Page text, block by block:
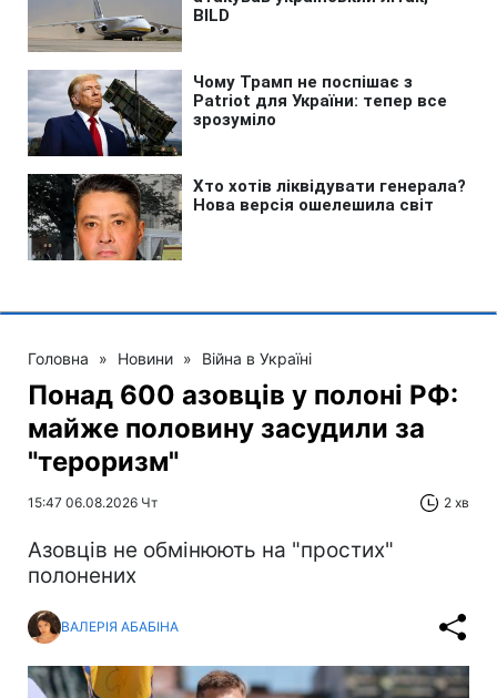
Головна » Новини » Війна в Україні
Понад 600 азовців у полоні РФ:
майже половину засудили за
"тероризм"
15:47 06.08.2026 Чт 2 хв
Азовців не обмінюють на "простих"
полонених
ВАЛЕРІЯ АБАБІНА